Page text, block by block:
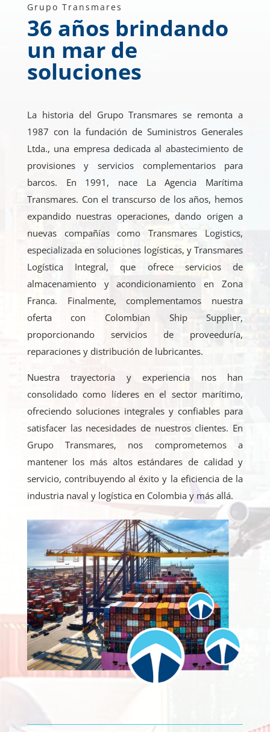
Grupo Transmares
36 años brindando
un mar de
soluciones
La historia del Grupo Transmares se remonta a
1987 con la fundación de Suministros Generales
Ltda., una empresa dedicada al abastecimiento de
provisiones y servicios complementarios para
barcos. En 1991, nace La Agencia Marítima
Transmares. Con el transcurso de los años, hemos
expandido nuestras operaciones, dando origen a
nuevas compañías como Transmares Logistics,
especializada en soluciones logísticas, y Transmares
Logística Integral, que ofrece servicios de
almacenamiento y acondicionamiento en Zona
Franca. Finalmente, complementamos nuestra
oferta con Colombian Ship Supplier,
proporcionando servicios de proveeduría,
reparaciones y distribución de lubricantes.
Nuestra trayectoria y experiencia nos han
consolidado como líderes en el sector marítimo,
ofreciendo soluciones integrales y confiables para
satisfacer las necesidades de nuestros clientes. En
Grupo Transmares, nos comprometemos a
mantener los más altos estándares de calidad y
servicio, contribuyendo al éxito y la eficiencia de la
industria naval y logística en Colombia y más allá.